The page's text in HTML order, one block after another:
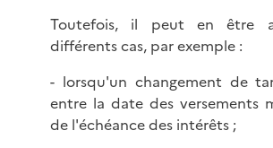
Toutefois, il peut en être
différents cas, par exemple :
- lorsqu'un changement de
entre la date des versements
de l'échéance des intérêts ;